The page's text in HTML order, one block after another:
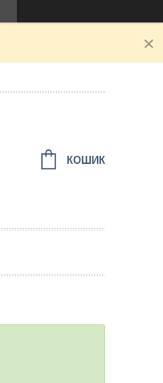
КОШИК